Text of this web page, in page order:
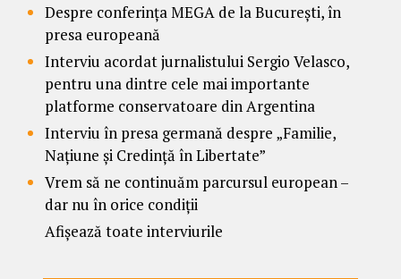
Despre conferința MEGA de la București, în
presa europeană
Interviu acordat jurnalistului Sergio Velasco,
pentru una dintre cele mai importante
platforme conservatoare din Argentina
Interviu în presa germană despre „Familie,
Națiune și Credință în Libertate”
Vrem să ne continuăm parcursul european –
dar nu în orice condiții
Afișează toate interviurile